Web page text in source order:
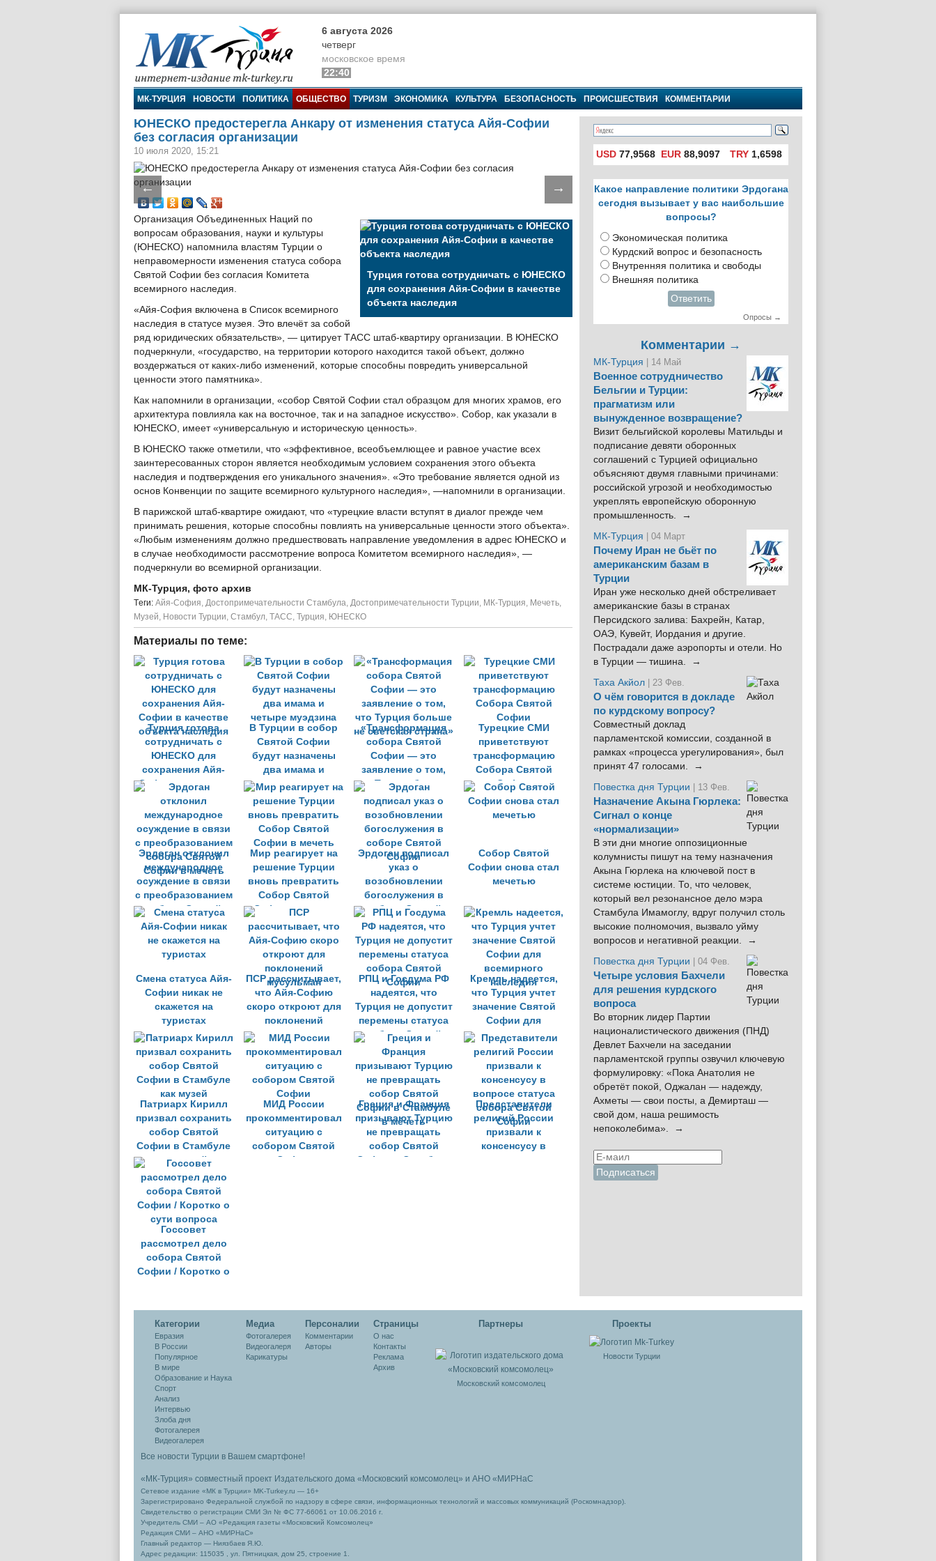
МК-Турция
6 августа 2026
четверг
московское время
22:40
МК-ТУРЦИЯ НОВОСТИ ПОЛИТИКА ОБЩЕСТВО ТУРИЗМ ЭКОНОМИКА КУЛЬТУРА БЕЗОПАСНОСТЬ ПРОИСШЕСТВИЯ КОММЕНТАРИИ
ЮНЕСКО предостерегла Анкару от изменения статуса Айя-Софии
без согласия организации
10 июля 2020, 15:21
← →
Турция готова сотрудничать с ЮНЕСКО
для сохранения Айя-Софии в качестве
объекта наследия
Организация Объединенных Наций по
вопросам образования, науки и культуры
(ЮНЕСКО) напомнила властям Турции о
неправомерности изменения статуса собора
Святой Софии без согласия Комитета
всемирного наследия.
«Айя-София включена в Список всемирного
наследия в статусе музея. Это влечёт за собой
ряд юридических обязательств», — цитирует ТАСС штаб-квартиру организации. В ЮНЕСКО
подчеркнули, «государство, на территории которого находится такой объект, должно
воздержаться от каких-либо изменений, которые способны повредить универсальной
ценности этого памятника».
Как напомнили в организации, «собор Святой Софии стал образцом для многих храмов, его
архитектура повлияла как на восточное, так и на западное искусство». Собор, как указали в
ЮНЕСКО, имеет «универсальную и историческую ценность».
В ЮНЕСКО также отметили, что «эффективное, всеобъемлющее и равное участие всех
заинтересованных сторон является необходимым условием сохранения этого объекта
наследия и подтверждения его уникального значения». «Это требование является одной из
основ Конвенции по защите всемирного культурного наследия», —напомнили в организации.
В парижской штаб-квартире ожидают, что «турецкие власти вступят в диалог прежде чем
принимать решения, которые способны повлиять на универсальные ценности этого объекта».
«Любым изменениям должно предшествовать направление уведомления в адрес ЮНЕСКО и
в случае необходимости рассмотрение вопроса Комитетом всемирного наследия», —
подчеркнули во всемирной организации.
МК-Турция, фото архив
Tеги: Айя-София, Достопримечательности Стамбула, Достопримечательности Турции, МК-Турция, Мечеть,
Музей, Новости Турции, Стамбул, ТАСС, Турция, ЮНЕСКО
Материалы по теме:
Турция готова
сотрудничать с
ЮНЕСКО для
сохранения Айя-
Софии в качестве
объекта наследия
В Турции в собор
Святой Софии
будут назначены
два имама и
четыре муэдзина
«Трансформация
собора Святой
Софии — это
заявление о том,
что Турция больше
не светская страна»
Турецкие СМИ
приветствуют
трансформацию
Собора Святой
Софии
Эрдоган отклонил
международное
осуждение в связи
с преобразованием
собора Святой
Софии в мечеть
Мир реагирует на
решение Турции
вновь превратить
Собор Святой
Софии в мечеть
Эрдоган подписал
указ о
возобновлении
богослужения в
соборе Святой
Софии
Собор Святой
Софии снова стал
мечетью
Смена статуса Айя-
Софии никак не
скажется на
туристах
ПСР рассчитывает,
что Айя-Софию
скоро откроют для
поклонений
мусульман
РПЦ и Госдума РФ
надеятся, что
Турция не допустит
перемены статуса
собора Святой
Софии
Кремль надеется,
что Турция учтет
значение Святой
Софии для
всемирного
наследия
Патриарх Кирилл
призвал сохранить
собор Святой
Софии в Стамбуле
как музей
МИД России
прокомментировал
ситуацию с
собором Святой
Софии
Греция и Франция
призывают Турцию
не превращать
собор Святой
Софии в Стамбуле
Представители
религий России
призвали к
консенсусу в
Госсовет
рассмотрел дело
собора Святой
Софии / Коротко о
USD 77,9568 EUR 88,9097 TRY1,6598
Какое направление политики Эрдогана
сегодня вызывает у вас наибольшие
вопросы?
Экономическая политика
Курдский вопрос и безопасность
Внутренняя политика и свободы
Внешняя политика
Ответить
Опросы →
Комментарии →
МК-Турция | 14 Май
Военное сотрудничество
Бельгии и Турции:
прагматизм или
вынужденное возвращение?
Визит бельгийской королевы Матильды и
подписание девяти оборонных
соглашений с Турцией официально
объясняют двумя главными причинами:
российской угрозой и необходимостью
укреплять европейскую оборонную
промышленность. →
МК-Турция
| 04 Март
Почему Иран не бьёт по
американским базам в
Турции
Иран уже несколько дней обстреливает
американские базы в странах
Персидского залива: Бахрейн, Катар,
ОАЭ, Кувейт, Иордания и другие.
Пострадали даже аэропорты и отели. Но
в Турции — тишина. →
Таха Акйол | 23 Фев.
О чём говорится в докладе
по курдскому вопросу?
Совместный доклад
парламентской комиссии, созданной в
рамках «процесса урегулирования», был
принят 47 голосами. →
Повестка дня Турции
| 13 Фев.
Назначение Акына Гюрлека:
Сигнал о конце
«нормализации»
В эти дни многие оппозиционные
колумнисты пишут на тему назначения
Акына Гюрлека на ключевой пост в
системе юстиции. То, что человек,
который вел резонансное дело мэра
Стамбула Имамоглу, вдруг получил столь
высокие полномочия, вызвало уйму
вопросов и негативной реакции. →
Повестка дня Турции
| 04 Фев.
Четыре условия Бахчели
для решения курдского
вопроса
Во вторник лидер Партии
националистического движения (ПНД)
Девлет Бахчели на заседании
парламентской группы озвучил ключевую
формулировку: «Пока Анатолия не
обретёт покой, Оджалан — надежду,
Ахметы — свои посты, а Демирташ —
свой дом, наша решимость
непоколебима». →
Категории
Евразия
В России
Популярное
В мире
Образование и Наука
Спорт
Анализ
Интервью
Злоба дня
Фотогалерея
Видеогалерея
Медиа
Фотогалерея
Видеогалеря
Карикатуры
Персоналии
Комментарии
Авторы
Cтраницы
О нас
Контакты
Реклама
Архив
Партнеры
Московский комсомолец
Проекты
Новости Турции
Все новости Турции в Вашем смартфоне!
«МК-Турция» совместный проект Издательского дома «Московский комсомолец» и АНО «МИРНаС
Сетевое издание «МК в Турции» MK-Turkey.ru — 16+
Зарегистрировано Федеральной службой по надзору в сфере связи, информационных технологий и массовых коммуникаций (Роскомнадзор).
Свидетельство о регистрации СМИ Эл № ФС 77-66061 от 10.06.2016 г.
Учредитель СМИ – АО «Редакция газеты «Московский Комсомолец»
Редакция СМИ – АНО «МИРНаС»
Главный редактор — Ниязбаев Я.Ю.
Адрес редакции: 115035 , ул. Пятницкая, дом 25, строение 1.